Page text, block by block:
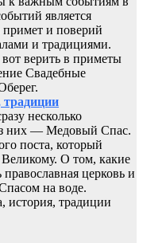
является
примет и поверий
и традициями.
верить в приметы
Свадебные
несколько
них — Медовый Спас.
поста, который
Великому. О том, какие
церковь и
на воде.
традиции